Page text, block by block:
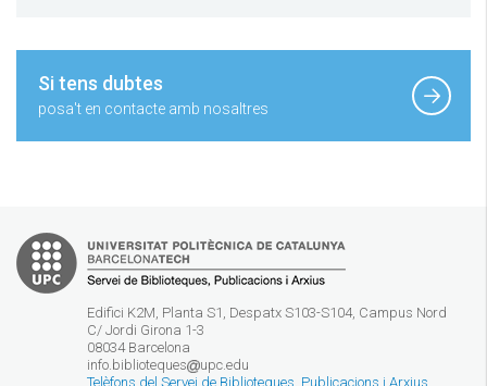
Si tens dubtes
posa't en contacte amb nosaltres
Edifici K2M, Planta S1, Despatx S103-S104, Campus Nord
C/ Jordi Girona 1-3
08034 Barcelona
info.biblioteques
upc.edu
Telèfons del Servei de Biblioteques, Publicacions i Arxius